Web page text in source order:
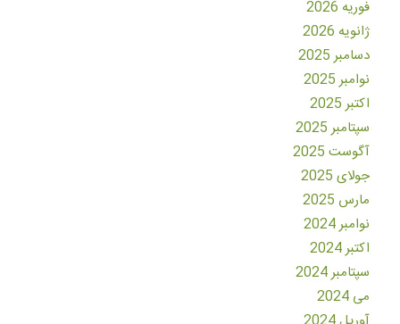
فوریه 2026
ژانویه 2026
دسامبر 2025
نوامبر 2025
اکتبر 2025
سپتامبر 2025
آگوست 2025
جولای 2025
مارس 2025
نوامبر 2024
اکتبر 2024
سپتامبر 2024
می 2024